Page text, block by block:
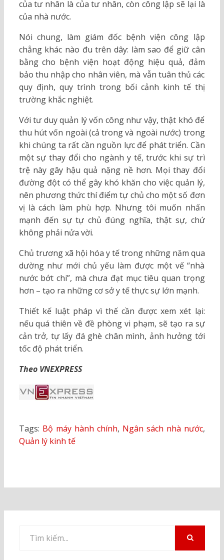
của tư nhân là của tư nhân, còn công lập sẽ lại là
của nhà nước.
Nói chung, làm giám đốc bệnh viện công lập
chẳng khác nào đu trên dây: làm sao để giữ cân
bằng cho bệnh viện hoạt động hiệu quả, đảm
bảo thu nhập cho nhân viên, mà vẫn tuân thủ các
quy định, quy trình trong bối cảnh kinh tế thị
trường khắc nghiệt.
Với tư duy quản lý vốn công như vậy, thật khó để
thu hút vốn ngoài (cả trong và ngoài nước) trong
khi chúng ta rất cần nguồn lực để phát triển. Cần
một sự thay đổi cho ngành y tế, trước khi sự trì
trệ này gây hậu quả nặng nề hơn. Mọi thay đổi
đường đột có thể gây khó khăn cho việc quản lý,
nên phương thức thí điểm tự chủ cho một số đơn
vị là cách làm phù hợp. Nhưng tôi muốn nhấn
mạnh đến sự tự chủ đúng nghĩa, thật sự, chứ
không phải nửa vời.
Chủ trương xã hội hóa y tế trong những năm qua
dường như mới chủ yếu làm được một vế “nhà
nước bớt chi”, mà chưa đạt mục tiêu quan trọng
hơn – tạo ra những cơ sở y tế thực sự lớn mạnh.
Thiết kế luật pháp vì thế cần được xem xét lại:
nếu quá thiên về đề phòng vi phạm, sẽ tạo ra sự
cản trở, tự lấy đá ghè chân mình, ảnh hưởng tới
tốc độ phát triển.
Theo VNEXPRESS
Tags: Bộ máy hành chính, Ngân sách nhà nước,
Quản lý kinh tế
kiếm